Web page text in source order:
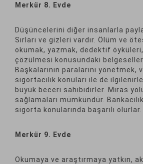
Merkür 8. Evde
Düşüncelerini diğer insanlarla
Sırları ve gizleri vardır. Ölüm ve
okumak, yazmak, dedektif
çözülmesi konusundaki
Başkalarının paralarını
sigortacılık konuları ile de
büyük beceri sahibidirler. Miras
sağlamaları mümkündür.
sigorta konularında başarılı olurlar.
Merkür 9. Evde
Okumaya ve araştırmaya yatkın,